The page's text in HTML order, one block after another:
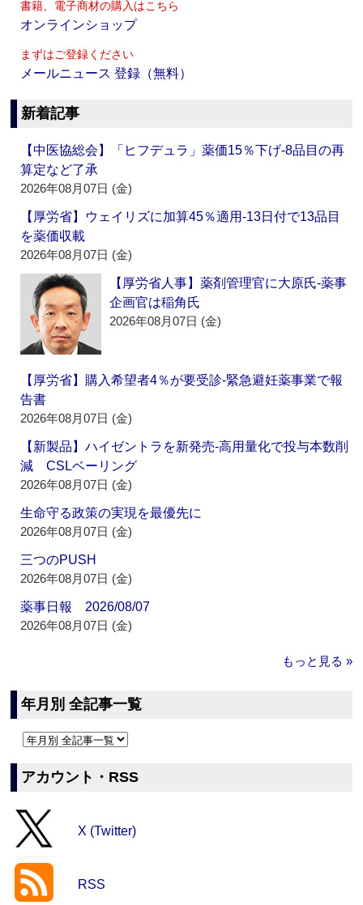
書籍、電子商材の購入はこちら
オンラインショップ
まずはご登録ください
メールニュース 登録（無料）
新着記事
【中医協総会】「ヒフデュラ」薬価15％下げ‐8品目の再
算定など了承
2026年08月07日 (金)
【厚労省】ウェイリズに加算45％適用‐13日付で13品目
を薬価収載
2026年08月07日 (金)
【厚労省人事】薬剤管理官に大原氏‐薬事
企画官は稲角氏
2026年08月07日 (金)
【厚労省】購入希望者4％が要受診‐緊急避妊薬事業で報
告書
2026年08月07日 (金)
【新製品】ハイゼントラを新発売‐高用量化で投与本数削
減 CSLベーリング
2026年08月07日 (金)
生命守る政策の実現を最優先に
2026年08月07日 (金)
三つのPUSH
2026年08月07日 (金)
薬事日報 2026/08/07
2026年08月07日 (金)
もっと見る »
年月別 全記事一覧
アカウント・RSS
X (Twitter)
RSS